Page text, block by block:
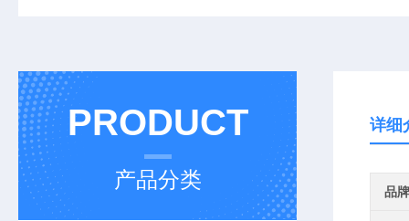
PRODUCT
产品分类
详细
品牌